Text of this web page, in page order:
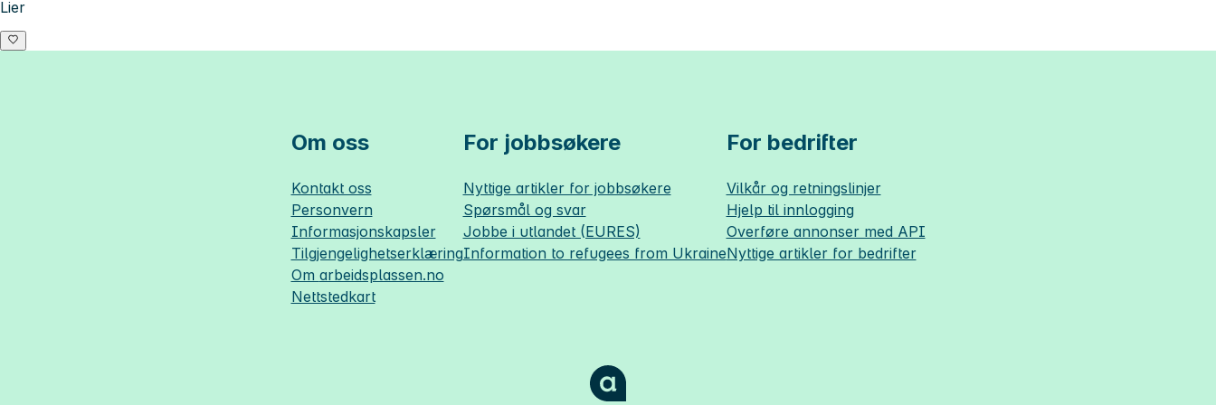
Lier
Om oss
Kontakt oss
Personvern
Informasjonskapsler
Tilgjengelighetserklæring
Om arbeidsplassen.no
Nettstedkart
For jobbsøkere
Nyttige artikler for jobbsøkere
Spørsmål og svar
Jobbe i utlandet (EURES)
Information to refugees from Ukraine
For bedrifter
Vilkår og retningslinjer
Hjelp til innlogging
Overføre annonser med API
Nyttige artikler for bedrifter